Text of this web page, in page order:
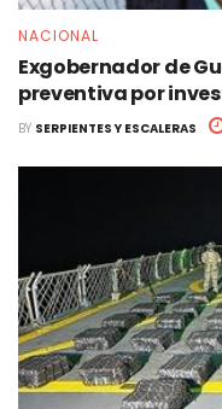
NACIONAL
Exgobernador de
preventiva por
BY SERPIENTES Y ESCALERAS